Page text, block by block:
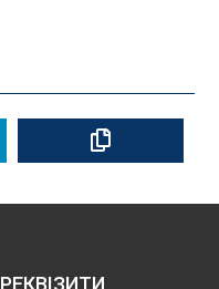
РЕКВІЗИТИ